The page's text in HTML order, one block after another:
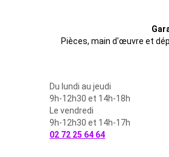
Pièces, main d'œuvre et
Du lundi au jeudi
9h-12h30 et 14h-18h
Le vendredi
9h-12h30 et 14h-17h
02 72 25 64 64